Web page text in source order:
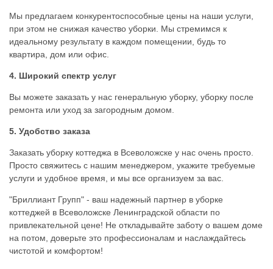
Мы предлагаем конкурентоспособные цены на наши услуги,
при этом не снижая качество уборки. Мы стремимся к
идеальному результату в каждом помещении, будь то
квартира, дом или офис.
4. Широкий спектр услуг
Вы можете заказать у нас генеральную уборку, уборку после
ремонта или уход за загородным домом.
5. Удобство заказа
Заказать уборку коттеджа в Всеволожске у нас очень просто.
Просто свяжитесь с нашим менеджером, укажите требуемые
услуги и удобное время, и мы все организуем за вас.
"Бриллиант Групп" - ваш надежный партнер в уборке
коттеджей в Всеволожске Ленинградской области по
привлекательной цене! Не откладывайте заботу о вашем доме
на потом, доверьте это профессионалам и наслаждайтесь
чистотой и комфортом!